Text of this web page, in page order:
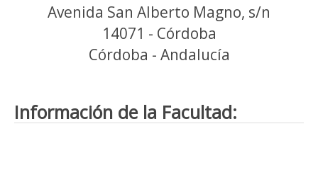
Avenida San Alberto Magno, s/n
14071 - Córdoba
Córdoba - Andalucía
Información de la Facultad: